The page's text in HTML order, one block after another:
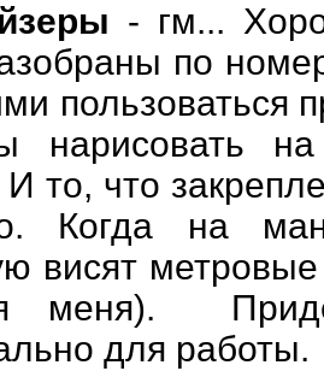
- гм...
по
пользоваться
нарисовать
то, что
Когда на
висят
меня).
для работы.